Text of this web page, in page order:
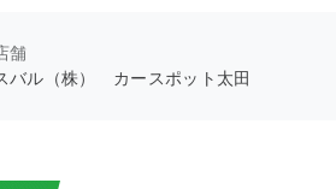
舗
バル（株） カースポット太田